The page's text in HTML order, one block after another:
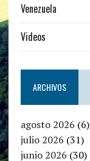
Venezuela
Videos
ARCHIVOS
agosto 2026 (6)
julio 2026 (31)
junio 2026 (30)